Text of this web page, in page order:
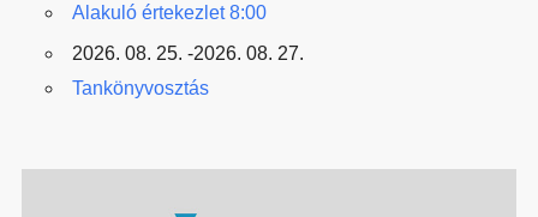
Alakuló értekezlet 8:00
2026. 08. 25. -2026. 08. 27.
Tankönyvosztás